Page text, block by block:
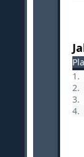
1.
2.
3.
4.